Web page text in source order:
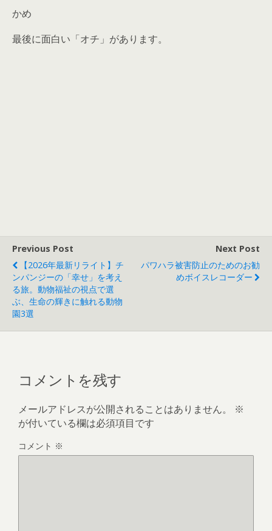
かめ
最後に面白い「オチ」があります。
Previous Post
【2026年最新リライト】チ
ンパンジーの「幸せ」を考え
る旅。動物福祉の視点で選
ぶ、生命の輝きに触れる動物
園3選
Next Post
パワハラ被害防止のためのお勧
めボイスレコーダー
コメントを残す
メールアドレスが公開されることはありません。
※
が付いている欄は必須項目です
コメント ※